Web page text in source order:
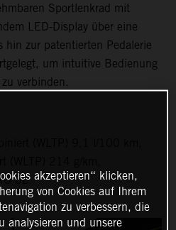
Sportlenkrad mit
LED-Display über eine
hin zur patentierten Pedalerie
um intuitive Bedienung
verbinden.
(WLTP) 9,1 l/100 km,
6D akzeptieren“ klicken,
von Cookies auf Ihrem
zu verbessern, die
analysieren und unsere